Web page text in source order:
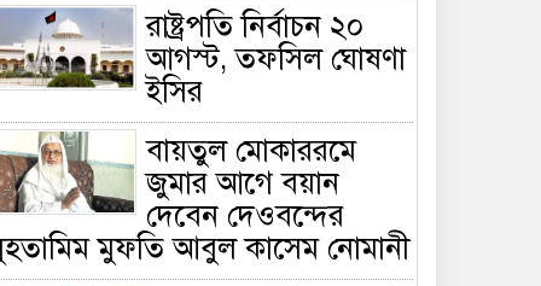
রাষ্ট্রপতি নির্বাচন ২০
আগস্ট, তফসিল ঘোষণা
ইসির
বায়তুল মোকাররমে
জুমার আগে বয়ান
দেবেন দেওবন্দের
মুফতি আবুল কাসেম নোমানী